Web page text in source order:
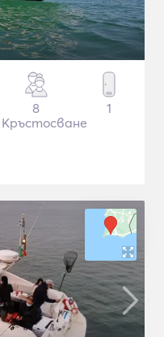
8
Кръстосване
1